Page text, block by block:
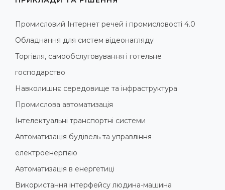
Промисловий Інтернет речей і промисловості 4.0
Обладнання для систем відеонагляду
Торгівля, самообслуговування і готельне
господарство
Навколишнє середовище та інфраструктура
Промислова автоматизація
Інтелектуальні транспортні системи
Автоматизація будівель та управління
електроенергією
Автоматизація в енергетиці
Використання інтерфейсу людина-машина